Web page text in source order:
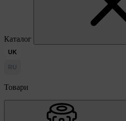
Каталог
UK
RU
Товари